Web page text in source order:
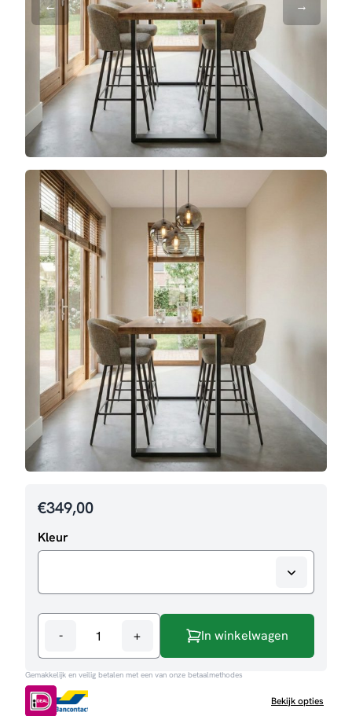
€349,00
Kleur
-
Alba
aantal
+ In winkelwagen
Gemakkelijk en veilig betalen met een van onze betaalmethodes
Bekijk opties